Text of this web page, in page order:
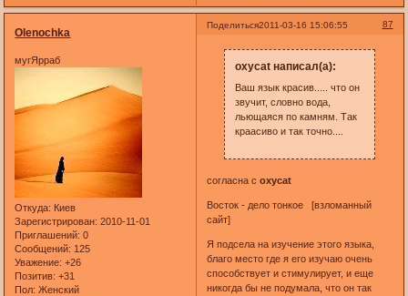
Поделиться 87
2011-03-16 15:06:55
Olenochka
мугЯрраб
Откуда: Киев
Зарегистрирован: 2010-11-01
Приглашений: 0
Сообщений: 125
Уважение: +26
Позитив: +31
Пол: Женский
oxycat написал(а):
Ваш язык красив..... что он
звучит, словно вода,
льющаяся по камням. Так
краасиво и так точно....
согласна с oxycat
Восток - дело тонкое [взломанный
сайт]
Я подсела на изучение этого языка,
благо место где я его изучаю очень
способствует и стимулирует, и еще
никогда бы не подумала, что он так